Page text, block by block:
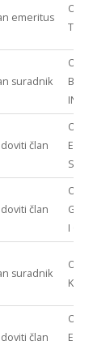
emeritus
ODJEL
suradnik
ODJEL
član
ODJEL
član
ODJEL
I
suradnik
ODJEL
član
ODJEL